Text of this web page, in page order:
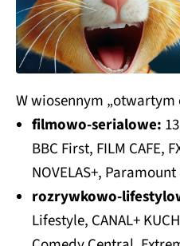
W wiosennym „otwartym
filmowo-serialowe:
BBC First, FILM CAFE,
NOVELAS+,
rozrywkowo-
Lifestyle, CANAL+